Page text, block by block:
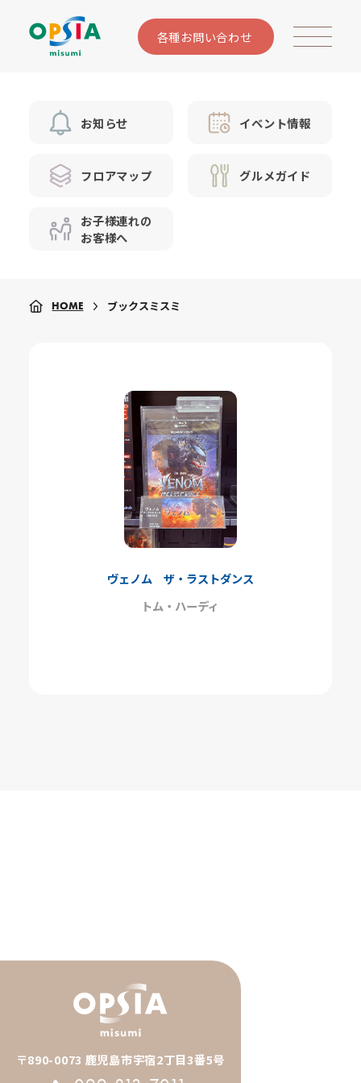
各種お問い合わせ
お知らせ イベント情報
フロアマップ グルメガイド
お子様連れの
お客様へ
HOME ブックスミスミ
ヴェノム ザ・ラストダンス
トム・ハーディ
〒890-0073 鹿児島市宇宿2丁目3番5号